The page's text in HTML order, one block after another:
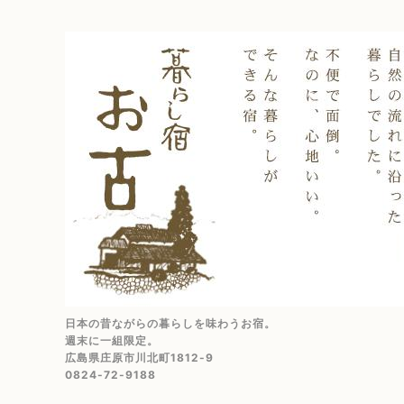
日本の昔ながらの暮らしを味わうお宿。
週末に一組限定。
広島県庄原市川北町1812-9
0824-72-9188